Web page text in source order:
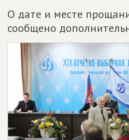
О дате и месте
сообщено